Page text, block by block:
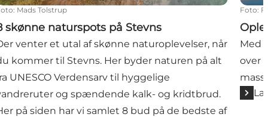
: Mads Tolstrup
skønne naturspots på Stevns
venter et utal af skønne naturoplevelser, når
kommer til Stevns. Her byder naturen på alt
UNESCO Verdensarv til hyggelige
og spændende kalk- og kridtbrud.
på siden har vi samlet 8 bud på de bedste af
Foto:
Med
over